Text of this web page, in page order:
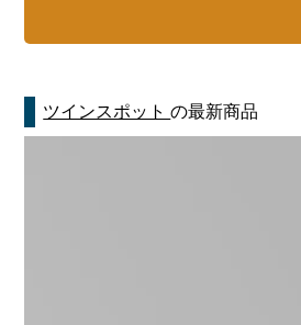
ツインスポットの最新商品